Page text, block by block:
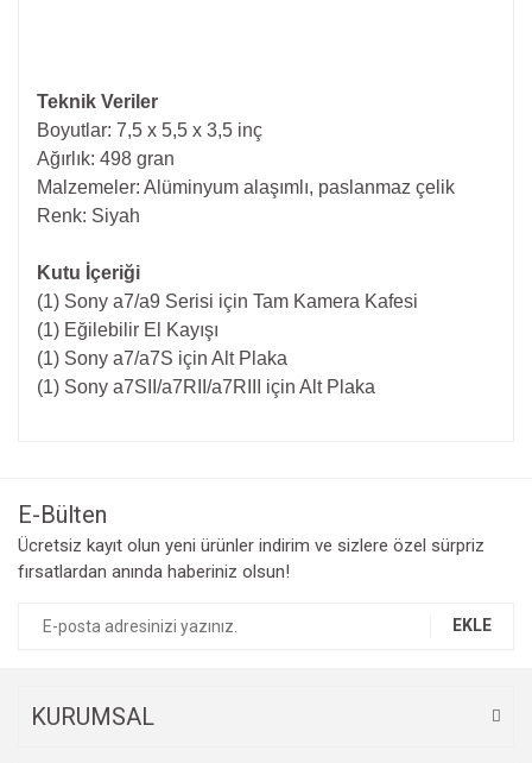
Teknik Veriler
Boyutlar: 7,5 x 5,5 x 3,5 inç
Ağırlık: 498 gran
Malzemeler: Alüminyum alaşımlı, paslanmaz çelik
Renk: Siyah
Kutu İçeriği
(1) Sony a7/a9 Serisi için Tam Kamera Kafesi
(1) Eğilebilir El Kayışı
(1) Sony a7/a7S için Alt Plaka
(1) Sony a7SII/a7RII/a7RIII için Alt Plaka
Ürün resmi kalitesiz, bozuk veya görüntülenemiyor.
Ürün açıklamasında eksik bilgiler bulunuyor.
E-Bülten
Ücretsiz kayıt olun yeni ürünler indirim ve sizlere özel sürpriz
fırsatlardan anında haberiniz olsun!
EKLE
KURUMSAL